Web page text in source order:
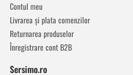
Contul meu
Livrarea și plata comenzilor
Returnarea produselor
Înregistrare cont B2B
Sersimo.ro